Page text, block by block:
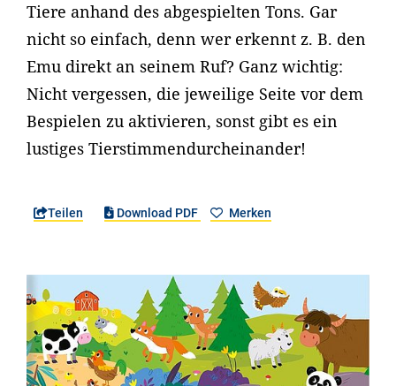
Tiere anhand des abgespielten Tons. Gar
nicht so einfach, denn wer erkennt z. B. den
Emu direkt an seinem Ruf? Ganz wichtig:
Nicht vergessen, die jeweilige Seite vor dem
Bespielen zu aktivieren, sonst gibt es ein
lustiges Tierstimmendurcheinander!
Teilen Download PDF Merken